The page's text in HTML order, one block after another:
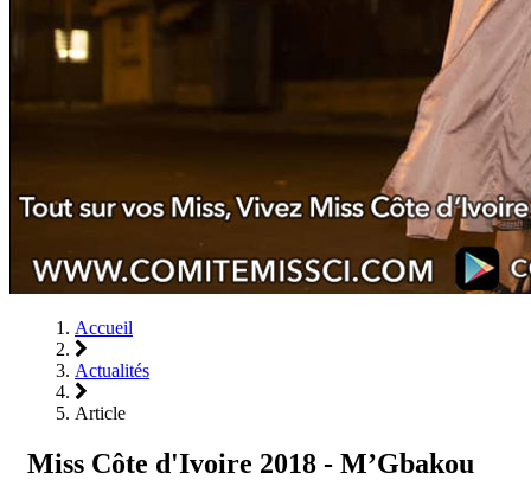
Accueil
Actualités
Article
Miss Côte d'Ivoire 2018 - M’Gbakou